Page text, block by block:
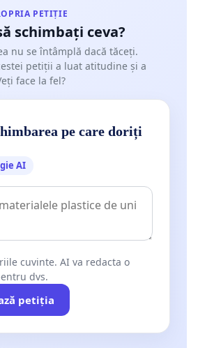
PETIȚIE
schimbați ceva?
nu se întâmplă dacă tăceți.
petiții a luat atitudine și a
face la fel?
pe care doriți
AI
cuvinte. AI va redacta o
dvs.
petiția